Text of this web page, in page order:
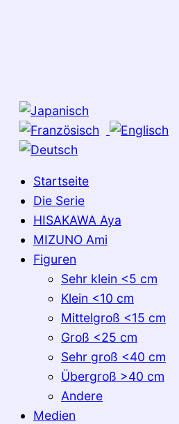
Startseite
Die Serie
HISAKAWA Aya
MIZUNO Ami
Figuren
Sehr klein <5 cm
Klein <10 cm
Mittelgroß <15 cm
Groß <25 cm
Sehr groß <40 cm
Übergroß >40 cm
Andere
Medien